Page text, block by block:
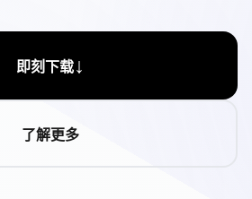
即刻下载↓
了解更多